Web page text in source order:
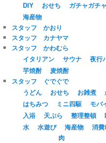
DIY
おせち ガチャガチャ
海産物
スタッフ かおり
スタッフ カナヤマ
スタッフ かわむら
イタリアン
サウナ 夜行
芋焼酎
麦焼酎
スタッフ ぐでぐで
うどん
おせち お雑煮
はちみつ
ミニ四駆 モバ
入浴
天ぷら 整理整頓
水
水遊び 海産物 消費
肉